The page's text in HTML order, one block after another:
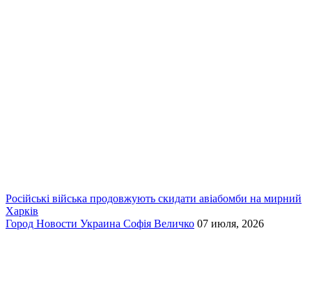
Російські війська продовжують скидати авіабомби на мирний
Харків
Город Новости Украина Софія Величко 07 июля, 2026